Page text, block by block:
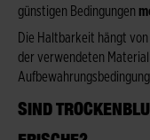
günstigen Bedingungen
Die Haltbarkeit hängt
der verwendeten
SIND